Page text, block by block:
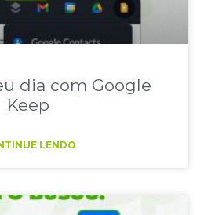
dia com Google
Keep
LENDO